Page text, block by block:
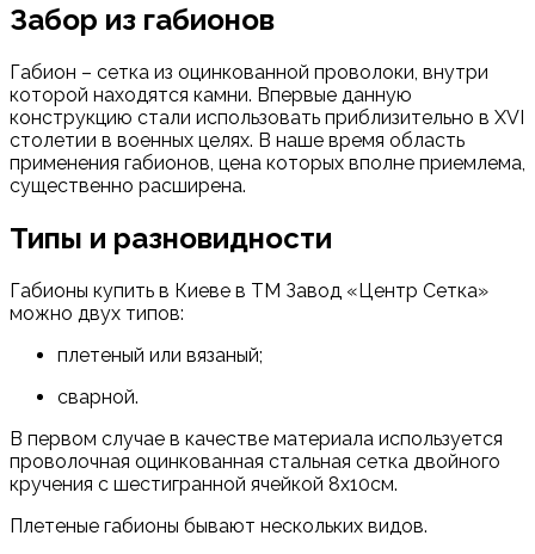
Забор из габионов
Габион – сетка из оцинкованной проволоки, внутри
которой находятся камни. Впервые данную
конструкцию стали использовать приблизительно в XVI
столетии в военных целях. В наше время область
применения габионов, цена которых вполне приемлема,
существенно расширена.
Типы и разновидности
Габионы купить в Киеве в ТМ Завод «Центр Сетка»
можно двух типов:
плетеный или вязаный;
сварной.
В первом случае в качестве материала используется
проволочная оцинкованная стальная сетка двойного
кручения с шестигранной ячейкой 8х10см.
Плетеные габионы бывают нескольких видов.